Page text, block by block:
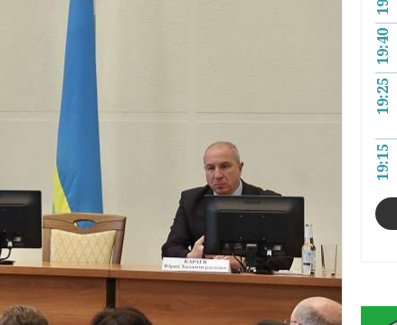
19:40
19:25
19:15